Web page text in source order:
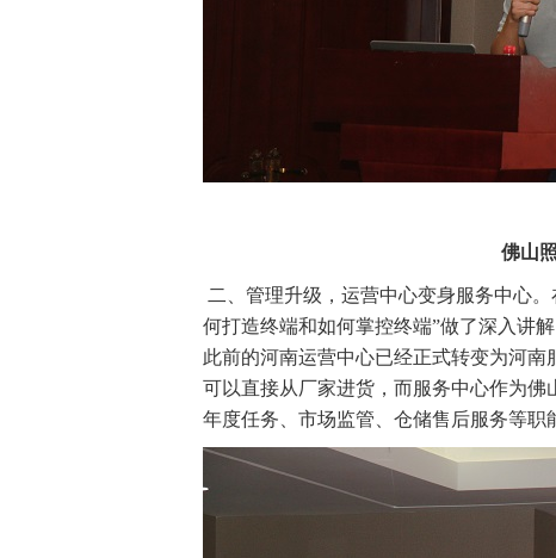
佛山
二、管理升级，运营中心变身服务中心
何打造终端和如何掌控终端”做了深入讲
此前的河南运营中心已经正式转变为河
可以直接从厂家进货，而服务中心作为
年度任务、市场监管、仓储售后服务等职